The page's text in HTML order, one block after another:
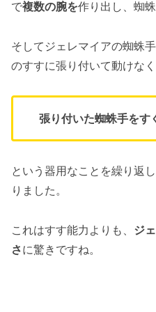
で複数の腕を作り出し、蜘
そしてジェレマイアの蜘蛛
のすすに張り付いて動けな
張り付いた蜘蛛手をす
という器用なことを繰り返
りました。
これはすす能力よりも、 ジ
さに驚きですね。